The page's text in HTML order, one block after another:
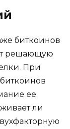
биткоинов
решающую
При
ее
ли